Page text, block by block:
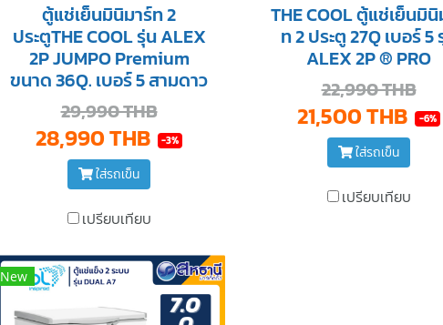
ตู้แช่เย็นมินิมาร์ท 2
ประตูTHE COOL รุ่น ALEX
2P JUMPO Premium
ขนาด 36Q. เบอร์ 5 สามดาว
29,990 THB
28,990 THB -3%
ใส่รถเข็น
เปรียบเทียบ
THE COOL ตู้แช่เย็นมิ
ท 2 ประตู 27Q เบอร์ 5
ALEX 2P ® PRO
22,990 THB
21,500 THB -6%
ใส่รถเข็น
เปรียบเทียบ
New